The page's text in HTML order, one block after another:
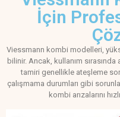
İçin
Viessmann kombi modelleri,
bilinir. Ancak, kullanım
tamiri genellikle ateşleme
çalışmama durumları gibi
kombi arızalarını